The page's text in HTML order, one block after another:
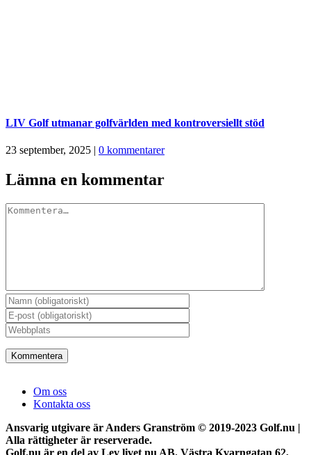
LIV Golf utmanar golfvärlden med kontroversiellt stöd
23 september, 2025 | 0 kommentarer
Lämna en kommentar
Kommentar
Om oss
Kontakta oss
Ansvarig utgivare är Anders Granström © 2019-2023 Golf.nu |
Alla rättigheter är reserverade.
Golf.nu är en del av Lev livet nu AB. Västra Kvarngatan 62,